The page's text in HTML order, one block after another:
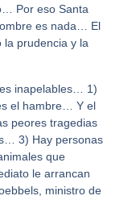
Por eso Santa
es nada… El
la prudencia y la
inapelables… 1)
el hambre… Y el
peores tragedias
3) Hay personas
que
le arrancan
ministro de